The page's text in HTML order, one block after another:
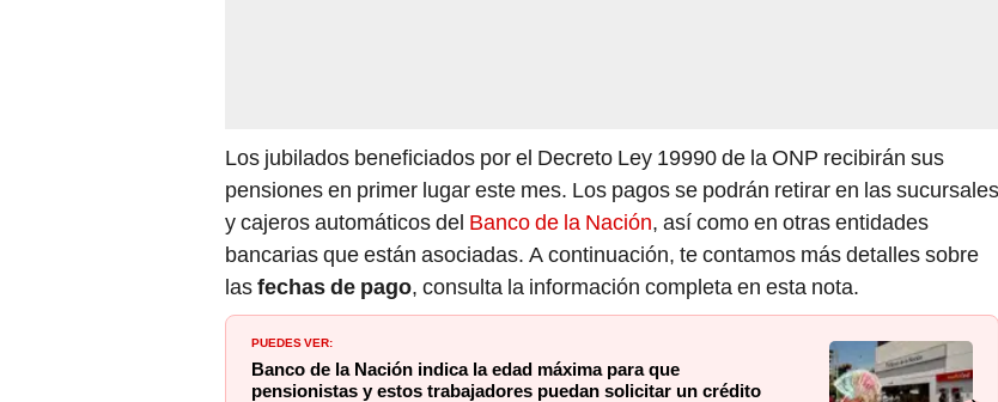
pensiones en primer lugar este mes. Los pagos se podrán retirar en las sucursales
y cajeros automáticos del Banco de la Nación, así como en otras entidades
bancarias que están asociadas. A continuación, te contamos más detalles sobre
lasfechas de pago, consulta la información completa en esta nota.
PUEDES VER:
Banco de la Nación indica la edad máxima para que
pensionistas y estos trabajadores puedan solicitar un crédito
hipotecario en Perú 2025